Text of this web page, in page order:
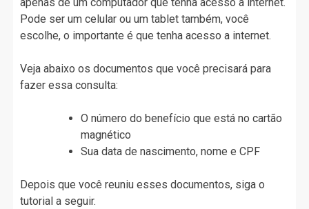
Pode ser um celular ou um tablet também, você
escolhe, o importante é que tenha acesso a internet.
Veja abaixo os documentos que você precisará para
fazer essa consulta:
O número do benefício que está no cartão
magnético
Sua data de nascimento, nome e CPF
Depois que você reuniu esses documentos, siga o
tutorial a seguir.